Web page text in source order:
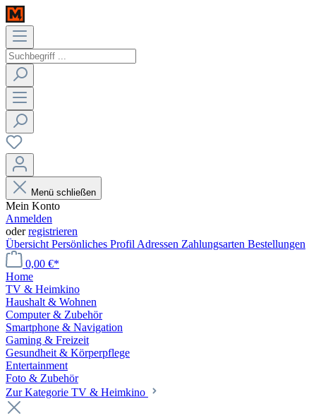
Menü schließen
Mein Konto
Anmelden
oderregistrieren
Übersicht Persönliches Profil Adressen Zahlungsarten Bestellungen
0,00 €*
Home
TV & Heimkino
Haushalt & Wohnen
Computer & Zubehör
Smartphone & Navigation
Gaming & Freizeit
Gesundheit & Körperpflege
Entertainment
Foto & Zubehör
Zur Kategorie TV & Heimkino